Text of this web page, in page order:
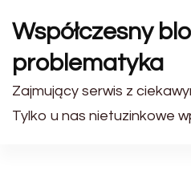
Współczesny
problematyka
Zajmujący serwis z
Tylko u nas nietuzinkowe